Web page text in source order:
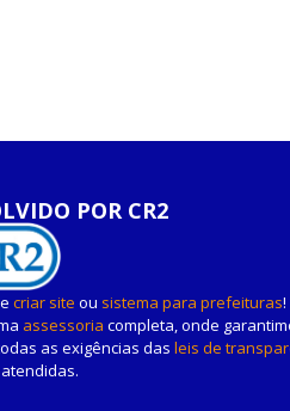
POR CR2
criar site ou sistema para prefeituras!
assessoria completa, onde
as exigências das leis de